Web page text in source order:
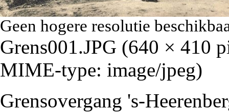
Geen hogere resolutie
Grens001.JPG (640 × 410
MIME-type: image/jpeg)
Grensovergang 's-